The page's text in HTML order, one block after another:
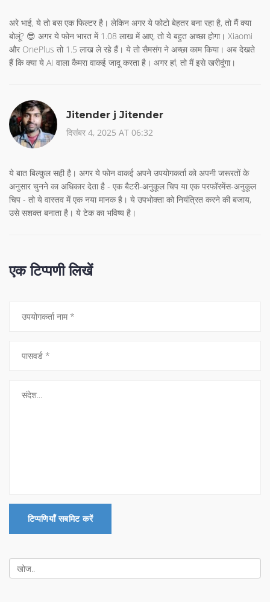
अरे भाई, ये तो बस एक फिल्टर है। लेकिन अगर ये फोटो बेहतर बना रहा है, तो मैं क्या
बोलूं? 😎 अगर ये फोन भारत में 1.08 लाख में आए, तो ये बहुत अच्छा होगा। Xiaomi
और OnePlus तो 1.5 लाख ले रहे हैं। ये तो सैमसंग ने अच्छा काम किया। अब देखते
हैं कि क्या ये AI वाला कैमरा वाकई जादू करता है। अगर हां, तो मैं इसे खरीदूंगा।
Jitender j Jitender
दिसंबर 4, 2025 AT 06:32
ये बात बिल्कुल सही है। अगर ये फोन वाकई अपने उपयोगकर्ता को अपनी जरूरतों के
अनुसार चुनने का अधिकार देता है - एक बैटरी-अनुकूल चिप या एक परफॉरमेंस-अनुकूल
चिप - तो ये वास्तव में एक नया मानक है। ये उपभोक्ता को नियंत्रित करने की बजाय,
उसे सशक्त बनाता है। ये टेक का भविष्य है।
एक टिप्पणी लिखें
टिप्पणियाँ सबमिट करें